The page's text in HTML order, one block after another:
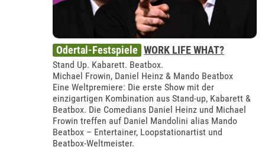
Odertal-Festspiele WORK LIFE WHAT?
Stand Up. Kabarett. Beatbox.
Michael Frowin, Daniel Heinz & Mando Beatbox
Eine Weltpremiere: Die erste Show mit der
einzigartigen Kombination aus Stand-up, Kabarett &
Beatbox. Die Comedians Daniel Heinz und Michael
Frowin treffen auf Daniel Mandolini alias Mando
Beatbox – Entertainer, Loopstationartist und
Beatbox-Weltmeister.